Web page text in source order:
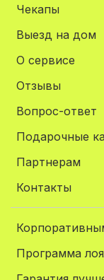
Чекапы
Выезд на дом
О сервисе
Отзывы
Вопрос-ответ
Подарочные
Партнерам
Контакты
Программа